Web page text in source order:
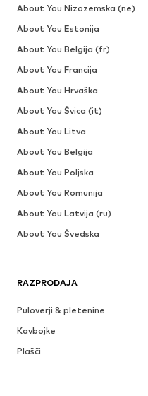
RAZPRODAJA
Puloverji & pletenine
Kavbojke
Plašči
About You Nizozemska (ne)
About You Estonija
About You Belgija (fr)
About You Francija
About You Hrvaška
About You Švica (it)
About You Litva
About You Belgija
About You Poljska
About You Romunija
About You Latvija (ru)
About You Švedska